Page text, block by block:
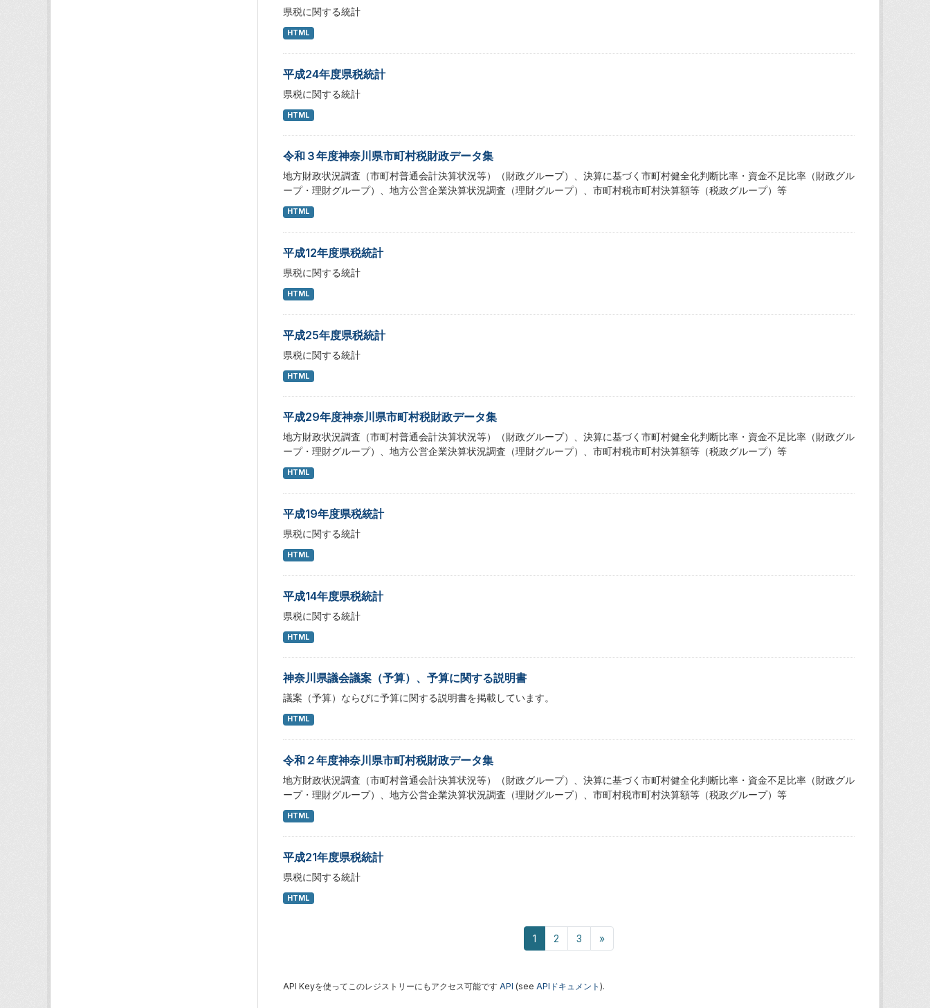
県税に関する統計
HTML
平成24年度県税統計
県税に関する統計
HTML
令和３年度神奈川県市町村税財政データ集
地方財政状況調査（市町村普通会計決算状況等）（財政グループ）、決算に基づく市町村健全化判断比率・資金不足比率（財政グル
ープ・理財グループ）、地方公営企業決算状況調査（理財グループ）、市町村税市町村決算額等（税政グループ）等
HTML
平成12年度県税統計
県税に関する統計
HTML
平成25年度県税統計
県税に関する統計
HTML
平成29年度神奈川県市町村税財政データ集
地方財政状況調査（市町村普通会計決算状況等）（財政グループ）、決算に基づく市町村健全化判断比率・資金不足比率（財政グル
ープ・理財グループ）、地方公営企業決算状況調査（理財グループ）、市町村税市町村決算額等（税政グループ）等
HTML
平成19年度県税統計
県税に関する統計
HTML
平成14年度県税統計
県税に関する統計
HTML
神奈川県議会議案（予算）、予算に関する説明書
議案（予算）ならびに予算に関する説明書を掲載しています。
HTML
令和２年度神奈川県市町村税財政データ集
地方財政状況調査（市町村普通会計決算状況等）（財政グループ）、決算に基づく市町村健全化判断比率・資金不足比率（財政グル
ープ・理財グループ）、地方公営企業決算状況調査（理財グループ）、市町村税市町村決算額等（税政グループ）等
HTML
平成21年度県税統計
県税に関する統計
HTML
1 2 3 »
API Keyを使ってこのレジストリーにもアクセス可能です API (see APIドキュメント ).